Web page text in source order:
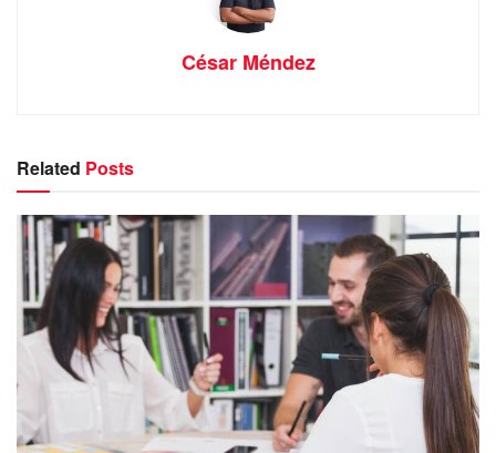
César Méndez
Related Posts